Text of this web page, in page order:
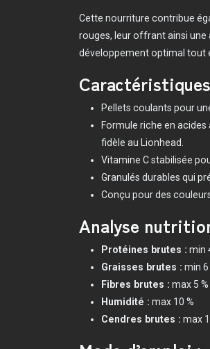
Cette nourriture contribue
rouges, leur offrant ainsi une
développement optimal tout
Pellets coulants pour
Formule riche en
fidèle au Lionhead.
Vitamine C stabilisée
Granulés durables qui
Conçu pour des
Analyse
Protéines brutes : min
Graisses brutes : min 6
Fibres brutes : max 5 %
Humidité : max 10 %
Cendres brutes : max